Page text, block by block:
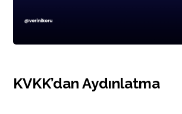
KVKK’dan Aydınlatma